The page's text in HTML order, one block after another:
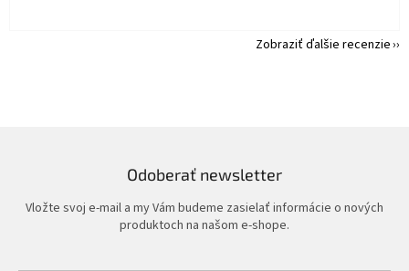
Zobraziť ďalšie recenzie
Odoberať newsletter
Vložte svoj e-mail a my Vám budeme zasielať informácie o nových
produktoch na našom e-shope.